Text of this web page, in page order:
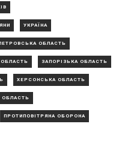
УКРАЇНА
ОБЛАСТЬ
ОБЛАСТЬ ЗАПОРІЗЬКА ОБЛАСТЬ
ХЕРСОНСЬКА ОБЛАСТЬ
ОБЛАСТЬ
ПРОТИПОВІТРЯНА ОБОРОНА